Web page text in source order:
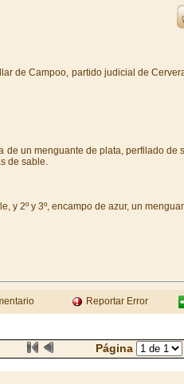
de Campoo, partido judicial de
de un menguante de plata, perfilado de
de sable.
y 2º y 3º, encampo de azur, un
Reportar Error
Página